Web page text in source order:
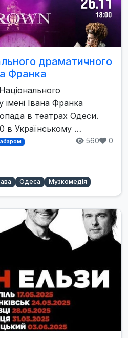
драматичного
Франка
Івана Франка
в театрах Одеси.
в Українському …
560 0
Одеса Музкомедія